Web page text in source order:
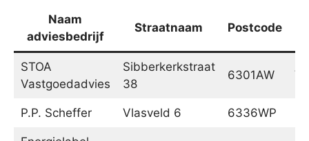
Naam
adviesbedrijf
Straatnaam Postcode
STOA
Vastgoedadvies
Sibberkerkstraat
38
6301AW
P.P. Scheffer Vlasveld 6 6336WP